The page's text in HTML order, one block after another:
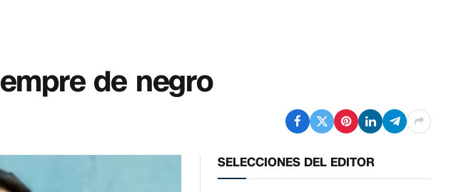
de negro
SELECCIONES DEL EDITOR